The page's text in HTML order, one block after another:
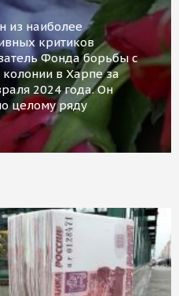
из наиболее
критиков
Фонда борьбы с
в Харпе за
2024 года. Он
целому ряду